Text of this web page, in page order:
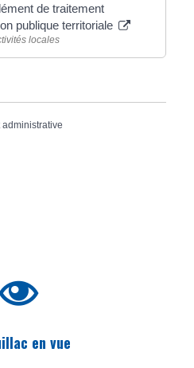
de traitement
publique territoriale
locales
en vue